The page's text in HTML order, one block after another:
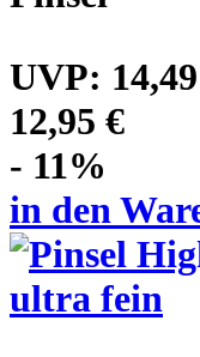
UVP:
12,95 €
- 11%
in den